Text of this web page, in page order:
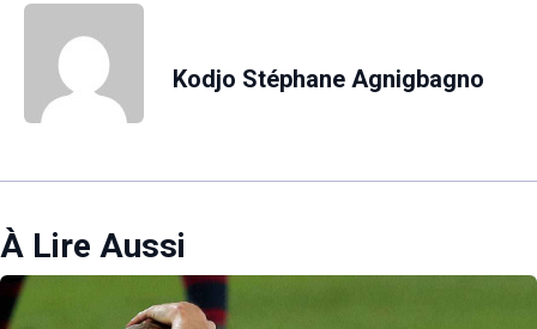
Kodjo Stéphane Agnigbagno
À Lire Aussi